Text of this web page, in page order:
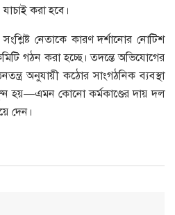
করা হবে।
নেতাকে কারণ দর্শানোর নোটিশ
গঠন করা হচ্ছে। তদন্তে অভিযোগের
অনুযায়ী কঠোর সাংগঠনিক ব্যবস্থা
হয়—এমন কোনো কর্মকাণ্ডের দায় দল
দেন।